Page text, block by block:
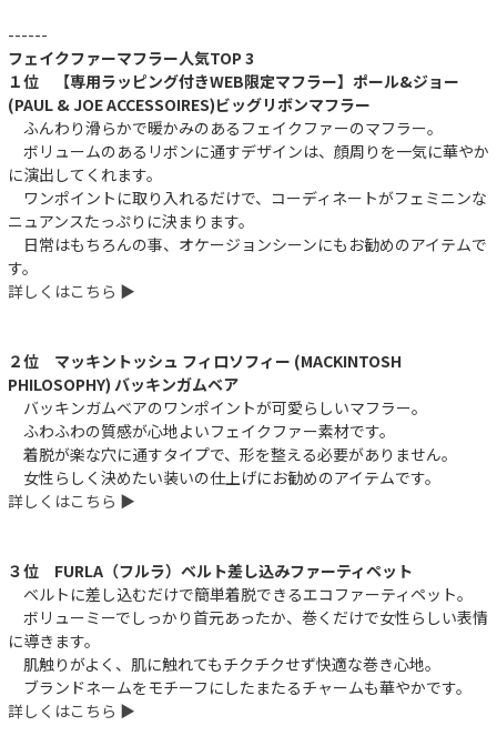
------
フェイクファーマフラー人気TOP 3
１位 【専用ラッピング付きWEB限定マフラー】ポール&ジョー
(PAUL & JOE ACCESSOIRES)ビッグリボンマフラー
ふんわり滑らかで暖かみのあるフェイクファーのマフラー。
ボリュームのあるリボンに通すデザインは、顔周りを一気に華やか
に演出してくれます。
ワンポイントに取り入れるだけで、コーディネートがフェミニンな
ニュアンスたっぷりに決まります。
日常はもちろんの事、オケージョンシーンにもお勧めのアイテムで
す。
詳しくはこちら ▶︎
２位 マッキントッシュ フィロソフィー (MACKINTOSH
PHILOSOPHY) バッキンガムベア
バッキンガムベアのワンポイントが可愛らしいマフラー。
ふわふわの質感が心地よいフェイクファー素材です。
着脱が楽な穴に通すタイプで、形を整える必要がありません。
女性らしく決めたい装いの仕上げにお勧めのアイテムです。
詳しくはこちら ▶︎
３位 FURLA（フルラ）ベルト差し込みファーティペット
ベルトに差し込むだけで簡単着脱できるエコファーティペット。
ボリューミーでしっかり首元あったか、巻くだけで女性らしい表情
に導きます。
肌触りがよく、肌に触れてもチクチクせず快適な巻き心地。
ブランドネームをモチーフにしたまたるチャームも華やかです。
詳しくはこちら ▶︎